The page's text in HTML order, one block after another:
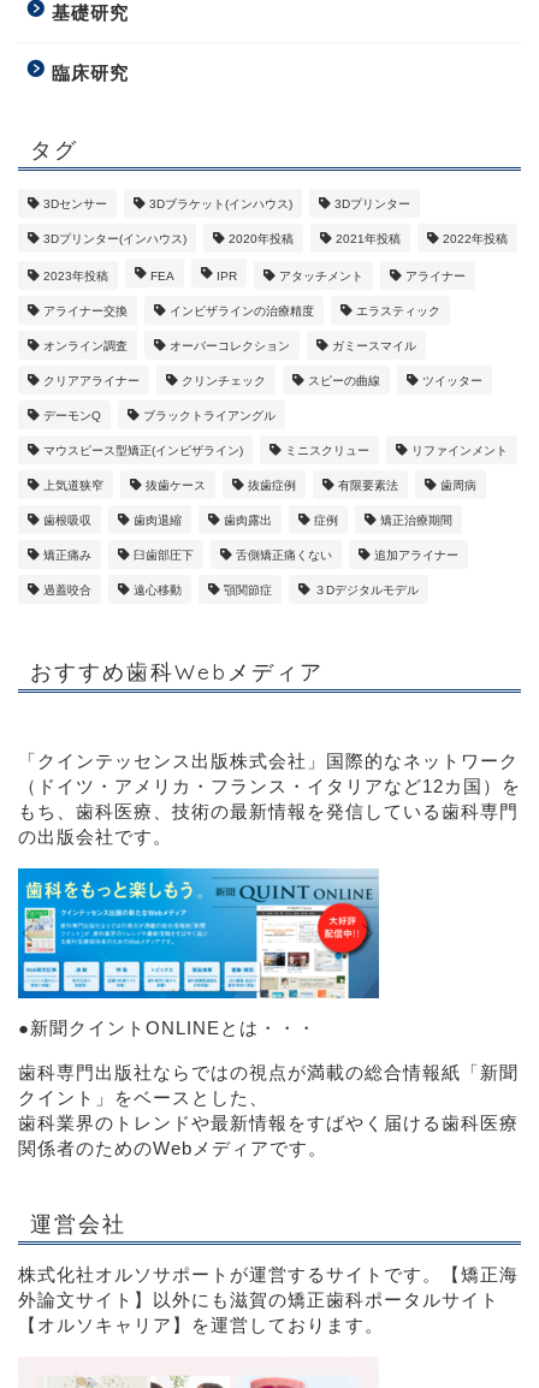
基礎研究
臨床研究
タグ
3Dセンサー 3Dブラケット(インハウス) 3Dプリンター
3Dプリンター(インハウス) 2020年投稿 2021年投稿 2022年投稿
2023年投稿 FEA IPR アタッチメント アライナー
アライナー交換 インビザラインの治療精度 エラスティック
オンライン調査 オーバーコレクション ガミースマイル
クリアアライナー クリンチェック スピーの曲線 ツイッター
デーモンQ ブラックトライアングル
マウスピース型矯正(インビザライン) ミニスクリュー リファインメント
上気道狭窄 抜歯ケース 抜歯症例 有限要素法 歯周病
歯根吸収 歯肉退縮 歯肉露出 症例 矯正治療期間
矯正痛み 臼歯部圧下 舌側矯正痛くない 追加アライナー
過蓋咬合 遠心移動 顎関節症 ３Dデジタルモデル
おすすめ歯科Webメディア
「クインテッセンス出版株式会社」 国際的なネットワーク
（ドイツ・アメリカ・フランス・イタリアなど12カ国）を
もち、歯科医療、技術の最新情報を発信している歯科専門
の出版会社です。
●新聞クイントONLINEとは・・・
歯科専門出版社ならではの視点が満載の総合情報紙「新聞
クイント」をベースとした、
歯科業界のトレンドや最新情報をすばやく届ける歯科医療
関係者のためのWebメディアです。
運営会社
株式化社オルソサポートが運営するサイトです。【矯正海
外論文サイト】以外にも滋賀の矯正歯科ポータルサイト
【オルソキャリア】
を運営しております。